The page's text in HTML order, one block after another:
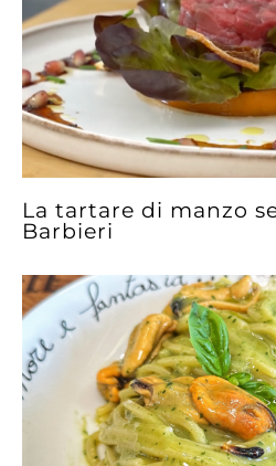
La tartare di manzo
Barbieri